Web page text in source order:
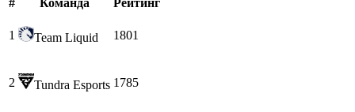
1 Team Liquid 1801
2 Tundra Esports 1785